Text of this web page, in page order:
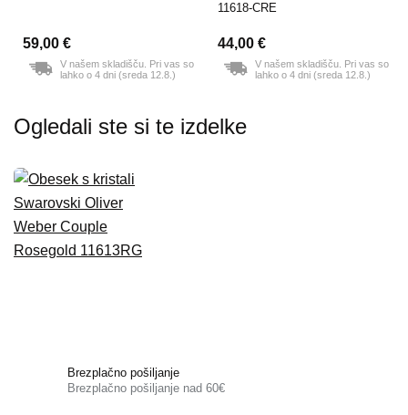
59,00 €
V našem skladišču. Pri vas so
lahko o 4 dni (sreda 12.8.)
11618-CRE
44,00 €
V našem skladišču. Pri vas so
lahko o 4 dni (sreda 12.8.)
Ogledali ste si te izdelke
Brezplačno pošiljanje
Brezplačno pošiljanje nad 60€